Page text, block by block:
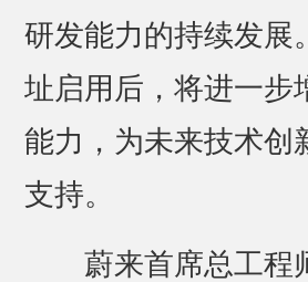
研发能力的持续发展
址启用后，将进一步
能力，为未来技术创
支持。
蔚来首席总工程